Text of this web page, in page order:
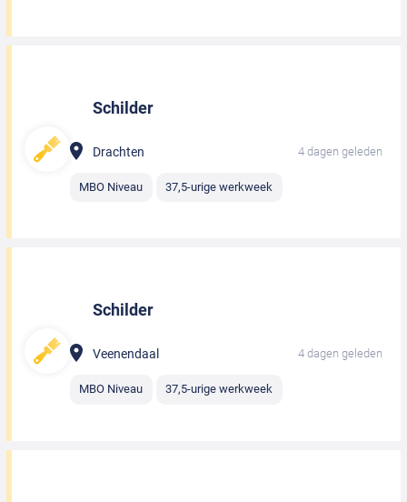
Schilder
Drachten 4 dagen geleden
MBO Niveau 37,5-urige werkweek
Schilder
Veenendaal 4 dagen geleden
MBO Niveau 37,5-urige werkweek